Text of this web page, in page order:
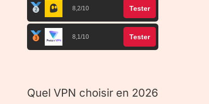
8,2/10 Tester
8,1/10 Tester
Quel VPN choisir en 2026